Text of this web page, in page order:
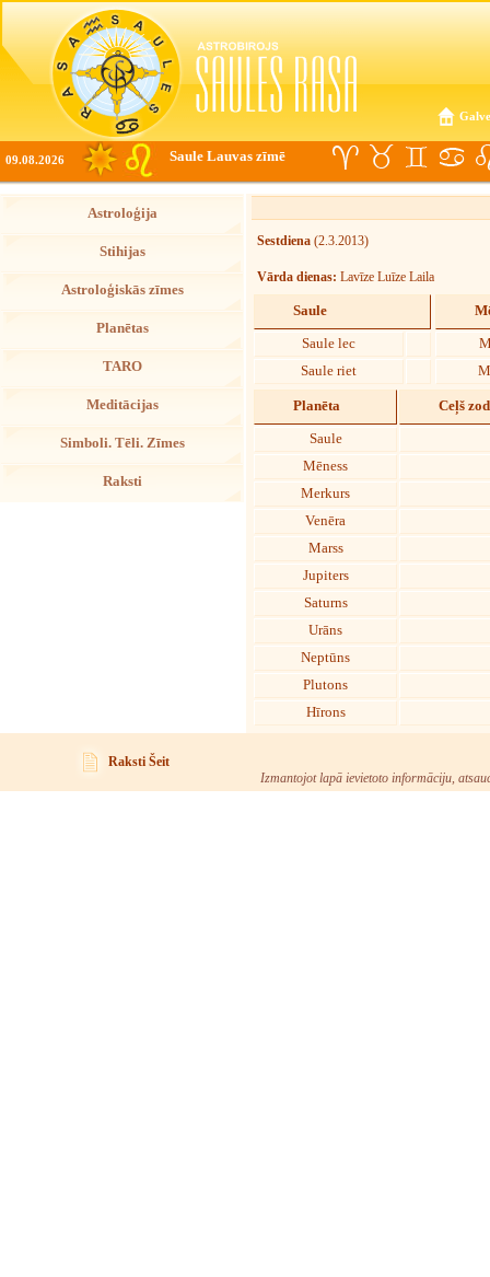
09.08.2026 Saule Lauvas zīmē
Astroloģija
Stihijas
Astroloģiskās zīmes
Planētas
TARO
Meditācijas
Simboli. Tēli. Zīmes
Raksti
Sestdiena (2.3.2013)
Vārda dienas: Lavīze Luīze Laila
Saule
Saule lec
Saule riet
Planēta Ceļš
Saule
Mēness
Merkurs
Venēra
Marss
Jupiters
Saturns
Urāns
Neptūns
Plutons
Hīrons
Raksti Šeit
Izmantojot lapā ievietoto informāciju,